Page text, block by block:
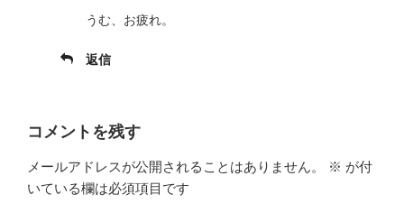
うむ、お疲れ。
返信
コメントを残す
メールアドレスが公開されることはありません。 ※ が付
いている欄は必須項目です